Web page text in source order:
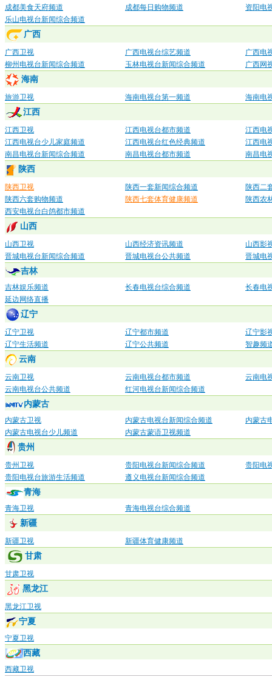
成都美食天府频道 成都每日购物频道
资阳电
乐山电视台新闻综合频道
广西
广西卫视 广西电视台综艺频道
广西电
柳州电视台新闻综合频道
玉林电视台新闻综合频道 广西网
海南
旅游卫视 海南电视台第一频道 海南电
江西
江西卫视 江西电视台都市频道
江西电
江西电视台少儿家庭频道
江西电视台红色经典频道
江西电
南昌电视台新闻综合频道
南昌电视台都市频道 南昌电
陕西
陕西卫视 陕西一套新闻综合频道
陕西二
陕西六套购物频道
陕西七套体育健康频道
陕西农
西安电视台白鸽都市频道
山西
山西卫视 山西经济资讯频道
山西影
晋城电视台新闻综合频道
晋城电视台公共频道 晋城电
吉林
吉林娱乐频道 长春电视台综合频道
长春电
延边网络直播
辽宁
辽宁卫视 辽宁都市频道
辽宁影
辽宁生活频道
辽宁公共频道 智趣频
云南
云南卫视 云南电视台都市频道
云南电
云南电视台公共频道
红河电视台新闻综合频道
内蒙古
内蒙古卫视 内蒙古电视台新闻综合频道
内蒙古
内蒙古电视台少儿频道
内蒙古蒙语卫视频道
贵州
贵州卫视 贵阳电视台新闻综合频道
贵阳电
贵阳电视台旅游生活频道
遵义电视台新闻综合频道
青海
青海卫视 青海电视台综合频道
新疆
新疆卫视 新疆体育健康频道
甘肃
甘肃卫视
黑龙江
黑龙江卫视
宁夏
宁夏卫视
西藏
西藏卫视